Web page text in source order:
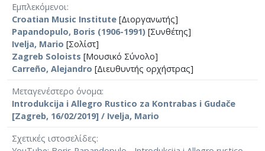
Εμπλεκόμενοι
Croatian Music Institute [Διοργανωτής]
Papandopulo, Boris (1906-1991) [Συνθέτης]
Ivelja, Mario [Σολίστ]
Zagreb Soloists [Μουσικό Σύνολο]
Carreño, Alejandro [Διευθυντής ορχήστρας]
Μεταγενέστερο όνομα
Introdukcija i Allegro Rustico za Kontrabas i Gudače
[Zagreb, 16/02/2019] / Ivelja, Mario
Σχετικές ιστοσελίδες